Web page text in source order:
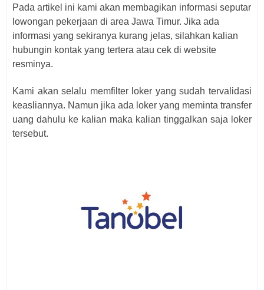
Pada artikel ini kami akan membagikan informasi seputar
lowongan pekerjaan di area Jawa Timur. Jika ada
informasi yang sekiranya kurang jelas, silahkan kalian
hubungin kontak yang tertera atau cek di website
resminya.
Kami akan selalu memfilter loker yang sudah tervalidasi
keasliannya. Namun jika ada loker yang meminta transfer
uang dahulu ke kalian maka kalian tinggalkan saja loker
tersebut.